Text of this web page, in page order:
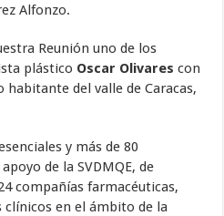
Alfonzo.
Reunión uno de los
plástico Oscar Olivares con
del valle de Caracas,
y másde 80
de la SVDMQE, de
compañías farmacéuticas,
clínicos en el ámbito de la